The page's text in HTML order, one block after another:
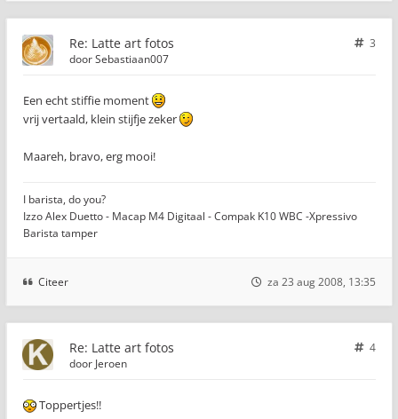
Re: Latte art fotos
3
doorSebastiaan007
Een echt stiffie moment
vrij vertaald, klein stijfje zeker
Maareh, bravo, erg mooi!
I barista, do you?
Izzo Alex Duetto - Macap M4 Digitaal - Compak K10 WBC -Xpressivo
Barista tamper
Citeer za 23 aug 2008, 13:35
Re: Latte art fotos
4
door Jeroen
Toppertjes!!